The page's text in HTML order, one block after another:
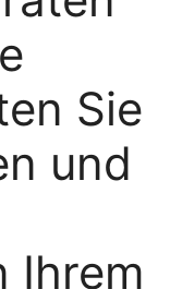
Sie
und
Ihrem